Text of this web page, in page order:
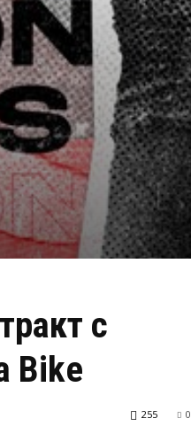
с
Bike
0
255